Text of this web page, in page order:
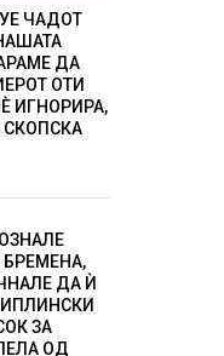
ЧАДОТ
ДА
ОТИ
ИГНОРИРА,
СКОПСКА
БРЕМЕНА,
ДА Ѝ
ЗА
ОД